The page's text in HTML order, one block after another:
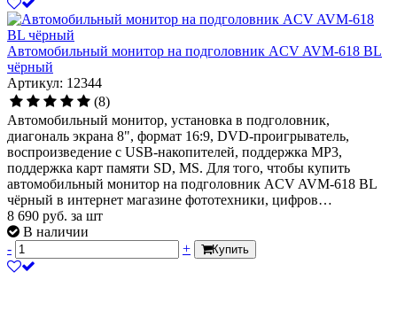
Автомобильный монитор на подголовник ACV AVM-618 BL
чёрный
Артикул: 12344
(8)
Автомобильный монитор, установка в подголовник,
диагональ экрана 8", формат 16:9, DVD-проигрыватель,
воспроизведение с USB-накопителей, поддержка MP3,
поддержка карт памяти SD, MS. Для того, чтобы купить
автомобильный монитор на подголовник ACV AVM-618 BL
чёрный в интернет магазине фототехники, цифров…
8 690 руб. за шт
В наличии
-
+ Купить